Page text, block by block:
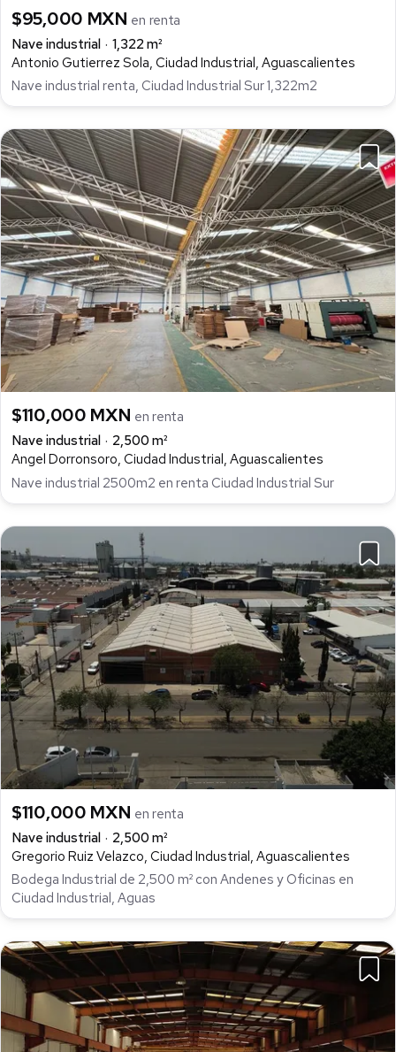
$95,000 MXN en renta
Nave industrial
1,322 m²
Antonio Gutierrez Sola, Ciudad Industrial, Aguascalientes
Nave industrial renta, Ciudad Industrial Sur 1,322m2
$110,000 MXN en renta
Nave industrial
2,500 m²
Angel Dorronsoro, Ciudad Industrial, Aguascalientes
Nave industrial 2500m2 en renta Ciudad Industrial Sur
$110,000 MXN en renta
Nave industrial
2,500 m²
Gregorio Ruiz Velazco, Ciudad Industrial, Aguascalientes
Bodega Industrial de 2,500 m² con Andenes y Oficinas en
Ciudad Industrial, Aguas